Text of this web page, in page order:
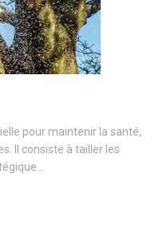
pour maintenir la santé,
Il consiste à tailler les